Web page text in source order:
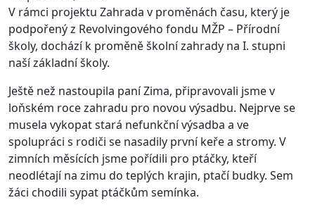
V rámci projektu Zahrada v proměnách času, který je
podpořený z Revolvingového fondu MŽP – Přírodní
školy, dochází k proměně školní zahrady na I. stupni
naší základní školy.
Ještě než nastoupila paní Zima, připravovali jsme v
loňském roce zahradu pro novou výsadbu. Nejprve se
musela vykopat stará nefunkční výsadba a ve
spolupráci s rodiči se nasadily první keře a stromy. V
zimních měsících jsme pořídili pro ptáčky, kteří
neodlétají na zimu do teplých krajin, ptačí budky. Sem
žáci chodili sypat ptáčkům semínka.